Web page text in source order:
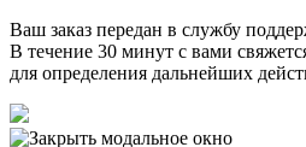
Ваш заказ передан в службу
В течение 30 минут с вами
для определения дальнейших